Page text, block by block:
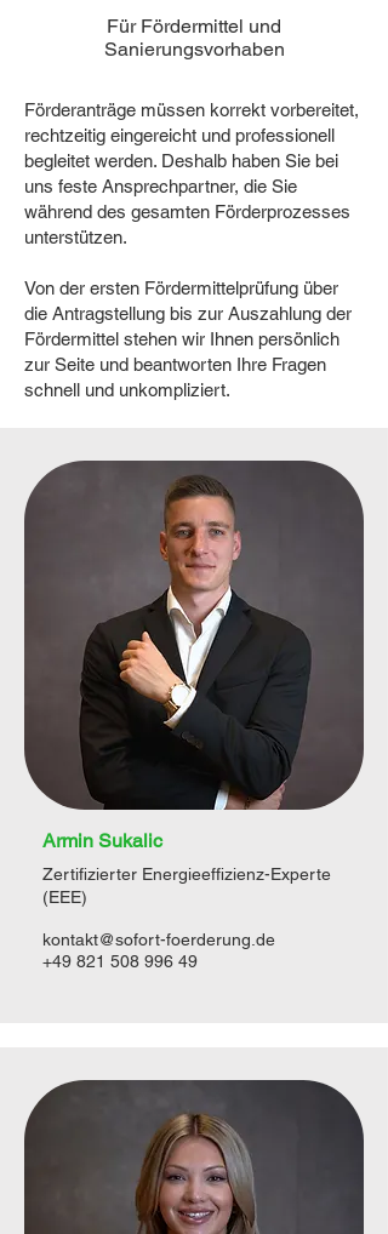
Für Fördermittel und
Sanierungsvorhaben
Förderanträge müssen korrekt vorbereitet,
rechtzeitig eingereicht und professionell
begleitet werden. Deshalb haben Sie bei
uns feste Ansprechpartner, die Sie
während des gesamten Förderprozesses
unterstützen.
Von der ersten Fördermittelprüfung über
die Antragstellung bis zur Auszahlung der
Fördermittel stehen wir Ihnen persönlich
zur Seite und beantworten Ihre Fragen
schnell und unkompliziert.
Armin Sukalic
Zertifizierter Energieeffizienz-Experte
(EEE)
kontakt@sofort-foerderung.de
+49 821 508 996 49